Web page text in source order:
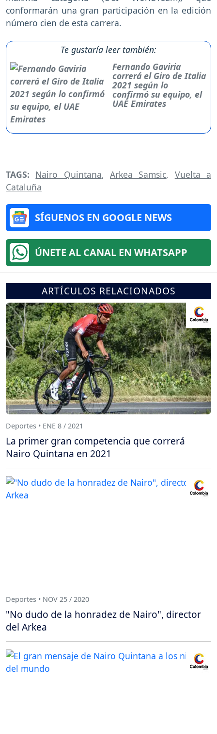
conformarán una gran participación en la edición
número cien de esta carrera.
Te gustaría leer también:
Fernando Gaviria
correrá el Giro de Italia
2021 según lo
confirmó su equipo, el
UAE Emirates
TAGS: Nairo Quintana,Arkea Samsic, Vuelta a
Cataluña
SÍGUENOS EN GOOGLE NEWS
ÚNETE AL CANAL EN WHATSAPP
ARTÍCULOS RELACIONADOS
Deportes • ENE 8 / 2021
La primer gran competencia que correrá
Nairo Quintana en 2021
Deportes • NOV 25 / 2020
"No dudo de la honradez de Nairo", director
del Arkea